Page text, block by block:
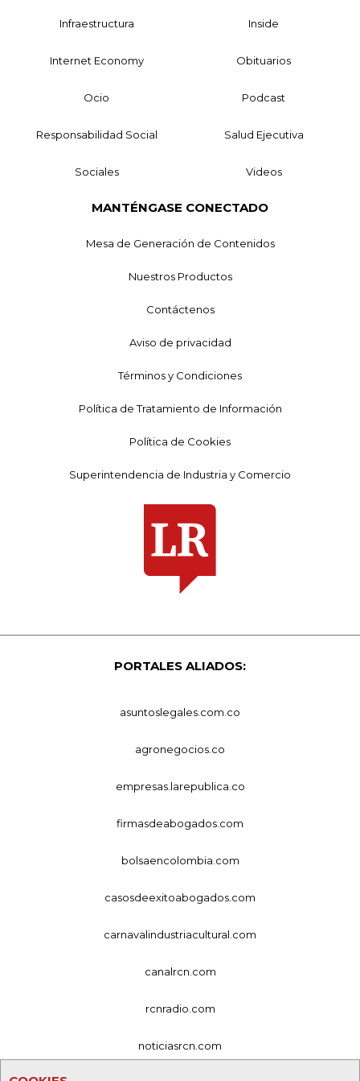
Infraestructura Inside
Internet Economy Obituarios
Ocio Podcast
Responsabilidad Social Salud Ejecutiva
Sociales Videos
MANTÉNGASE CONECTADO
Mesa de Generación de Contenidos
Nuestros Productos
Contáctenos
Aviso de privacidad
Términos y Condiciones
Política de Tratamiento de Información
Política de Cookies
Superintendencia de Industria y Comercio
PORTALES ALIADOS:
asuntoslegales.com.co
agronegocios.co
empresas.larepublica.co
firmasdeabogados.com
bolsaencolombia.com
casosdeexitoabogados.com
carnavalindustriacultural.com
canalrcn.com
rcnradio.com
noticiasrcn.com